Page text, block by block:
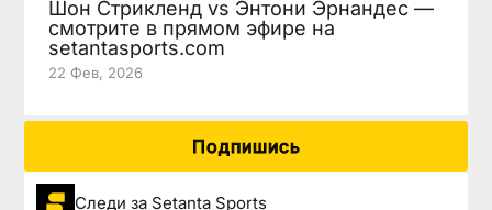
Шон Стрикленд vs Энтони Эрнандес —
смотрите в прямом эфире на
setantasports.com
22 Фев, 2026
Подпишись
Следи за Setanta Sports